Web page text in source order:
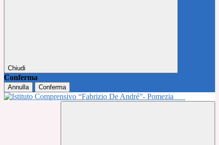
Chiudi
Conferma
Annulla Conferma